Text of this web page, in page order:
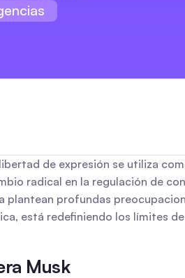
de expresión se utiliza
radical en la regulación de
profundas
está redefiniendo los límites
Musk